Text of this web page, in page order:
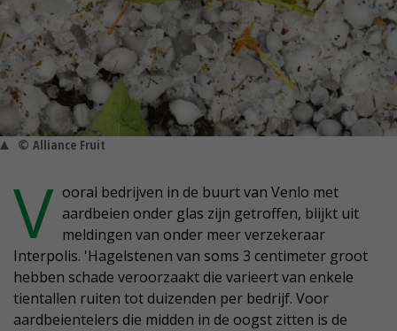
© Alliance Fruit
V ooral bedrijven in de buurt van Venlo met
aardbeien onder glas zijn getroffen, blijkt uit
meldingen van onder meer verzekeraar
Interpolis. 'Hagelstenen van soms 3 centimeter groot
hebben schade veroorzaakt die varieert van enkele
tientallen ruiten tot duizenden per bedrijf. Voor
aardbeientelers die midden in de oogst zitten is de